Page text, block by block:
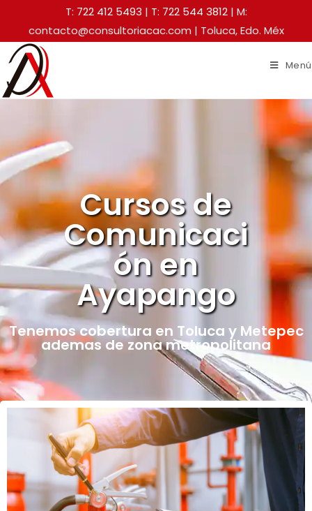
T: 722 412 5493 | T: 722 544 3812| M:
contacto@consultoriacac.com | Toluca, Edo. Méx
Menú
Cursos de
Comunicaci
ón en
Ayapango
Tenemos cobertura en Toluca y Metepec
ademas de zona metropolitana